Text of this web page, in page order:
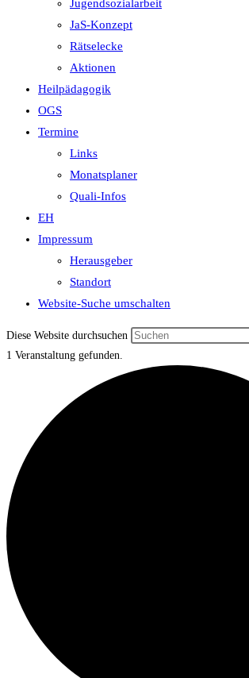
Jugendsozialarbeit
JaS-Konzept
Rätselecke
Aktionen
Heilpädagogik
OGS
Termine
Links
Monatsplaner
Quali-Infos
EH
Impressum
Herausgeber
Standort
Website-Suche umschalten
Diese Website durchsuchen
1 Veranstaltung gefunden.